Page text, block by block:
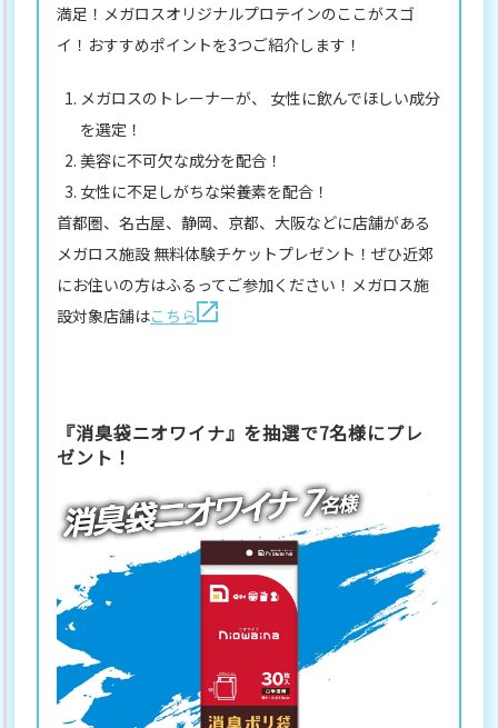
満足！メガロスオリジナルプロテインのここがスゴ
イ！おすすめポイントを3つご紹介します！
メガロスのトレーナーが、 女性に飲んでほしい成分
を選定！
美容に不可欠な成分を配合！
女性に不足しがちな栄養素を配合！
首都圏、名古屋、静岡、京都、大阪などに店舗がある
メガロス施設 無料体験チケットプレゼント！ぜひ近郊
にお住いの方はふるってご参加ください！メガロス施
設対象店舗はこちら
『消臭袋ニオワイナ』を抽選で7名様にプレ
ゼント！